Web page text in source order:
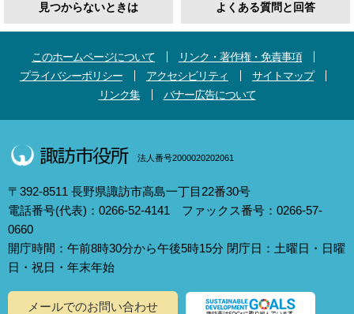
見つからないときは よくある質問と回答
このホームページについて
リンク・著作権・免責事項
プライバシーポリシー
アクセシビリティ
サイトマップ
リンク集
バナー広告について
法人番号2000020202061
〒392-8511 長野県諏訪市高島一丁目22番30号
電話番号(代表)：0266-52-4141 ファックス番号：0266-57-
0660
開庁時間：午前8時30分から午後5時15分 閉庁日：土曜日・日曜
日・祝日・年末年始
メールでのお問い合わせ